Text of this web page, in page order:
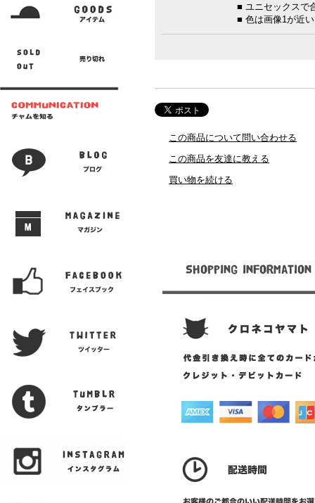
■ ユニセックスで
■ 色は画像1が近
この商品について問い合わせる
この商品を友達に教える
買い物を続ける